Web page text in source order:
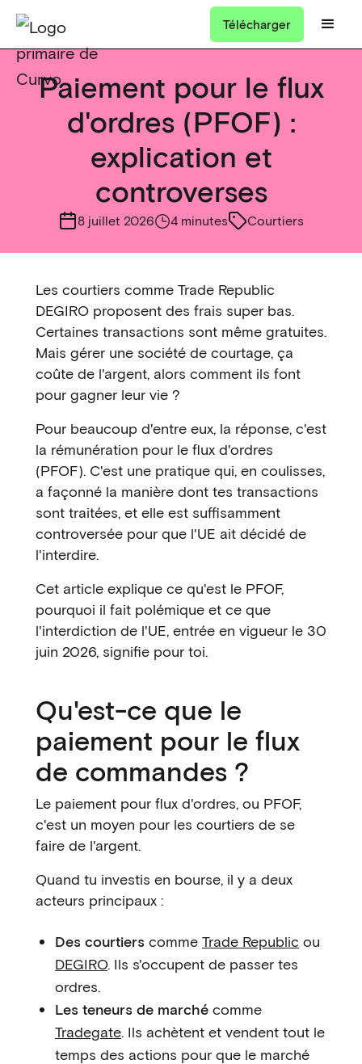
Télécharger
Paiement pour le flux
d'ordres (PFOF) :
explication et
controverses
8 juillet 2026 4 minutes Courtiers
Les courtiers comme Trade Republic
DEGIRO proposent des frais super bas.
Certaines transactions sont même gratuites.
Mais gérer une société de courtage, ça
coûte de l'argent, alors comment ils font
pour gagner leur vie ?
Pour beaucoup d'entre eux, la réponse, c'est
la rémunération pour le flux d'ordres
(PFOF). C'est une pratique qui, en coulisses,
a façonné la manière dont tes transactions
sont traitées, et elle est suffisamment
controversée pour que l'UE ait décidé de
l'interdire.
Cet article explique ce qu'est le PFOF,
pourquoi il fait polémique et ce que
l'interdiction de l'UE, entrée en vigueur le 30
juin 2026, signifie pour toi.
Qu'est-ce que le
paiement pour le flux
de commandes ?
Le paiement pour flux d'ordres, ou PFOF,
c'est un moyen pour les courtiers de se
faire de l'argent.
Quand tu investis en bourse, il y a deux
acteurs principaux :
Des courtiers comme Trade Republic ou
DEGIRO. Ils s'occupent de passer tes
ordres.
Les teneurs de marché comme
Tradegate. Ils achètent et vendent tout le
temps des actions pour que le marché